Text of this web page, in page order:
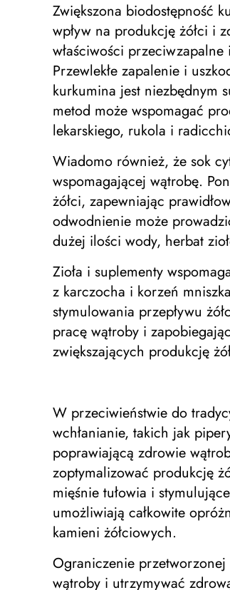
Zwiększona biodostępność
wpływ na produkcję żółci i
właściwości
Przewlekłe zapalenie i
kurkumina jest niezbędnym
metod może wspomagać
lekarskiego, rukola i
Wiadomo również, że sok
wspomagającej wątrobę.
żółci, zapewniając
odwodnienie może
dużej ilości wody, herbat
Zioła i suplementy
z karczocha i korzeń
stymulowania przepływu
pracę wątroby i
zwiększających produkcję
W przeciwieństwie do
wchłanianie, takich jak
poprawiającą zdrowie
zoptymalizować produkcję
mięśnie tułowia i
umożliwiają całkowite
kamieni żółciowych.
Ograniczenie
wątroby i utrzymywać